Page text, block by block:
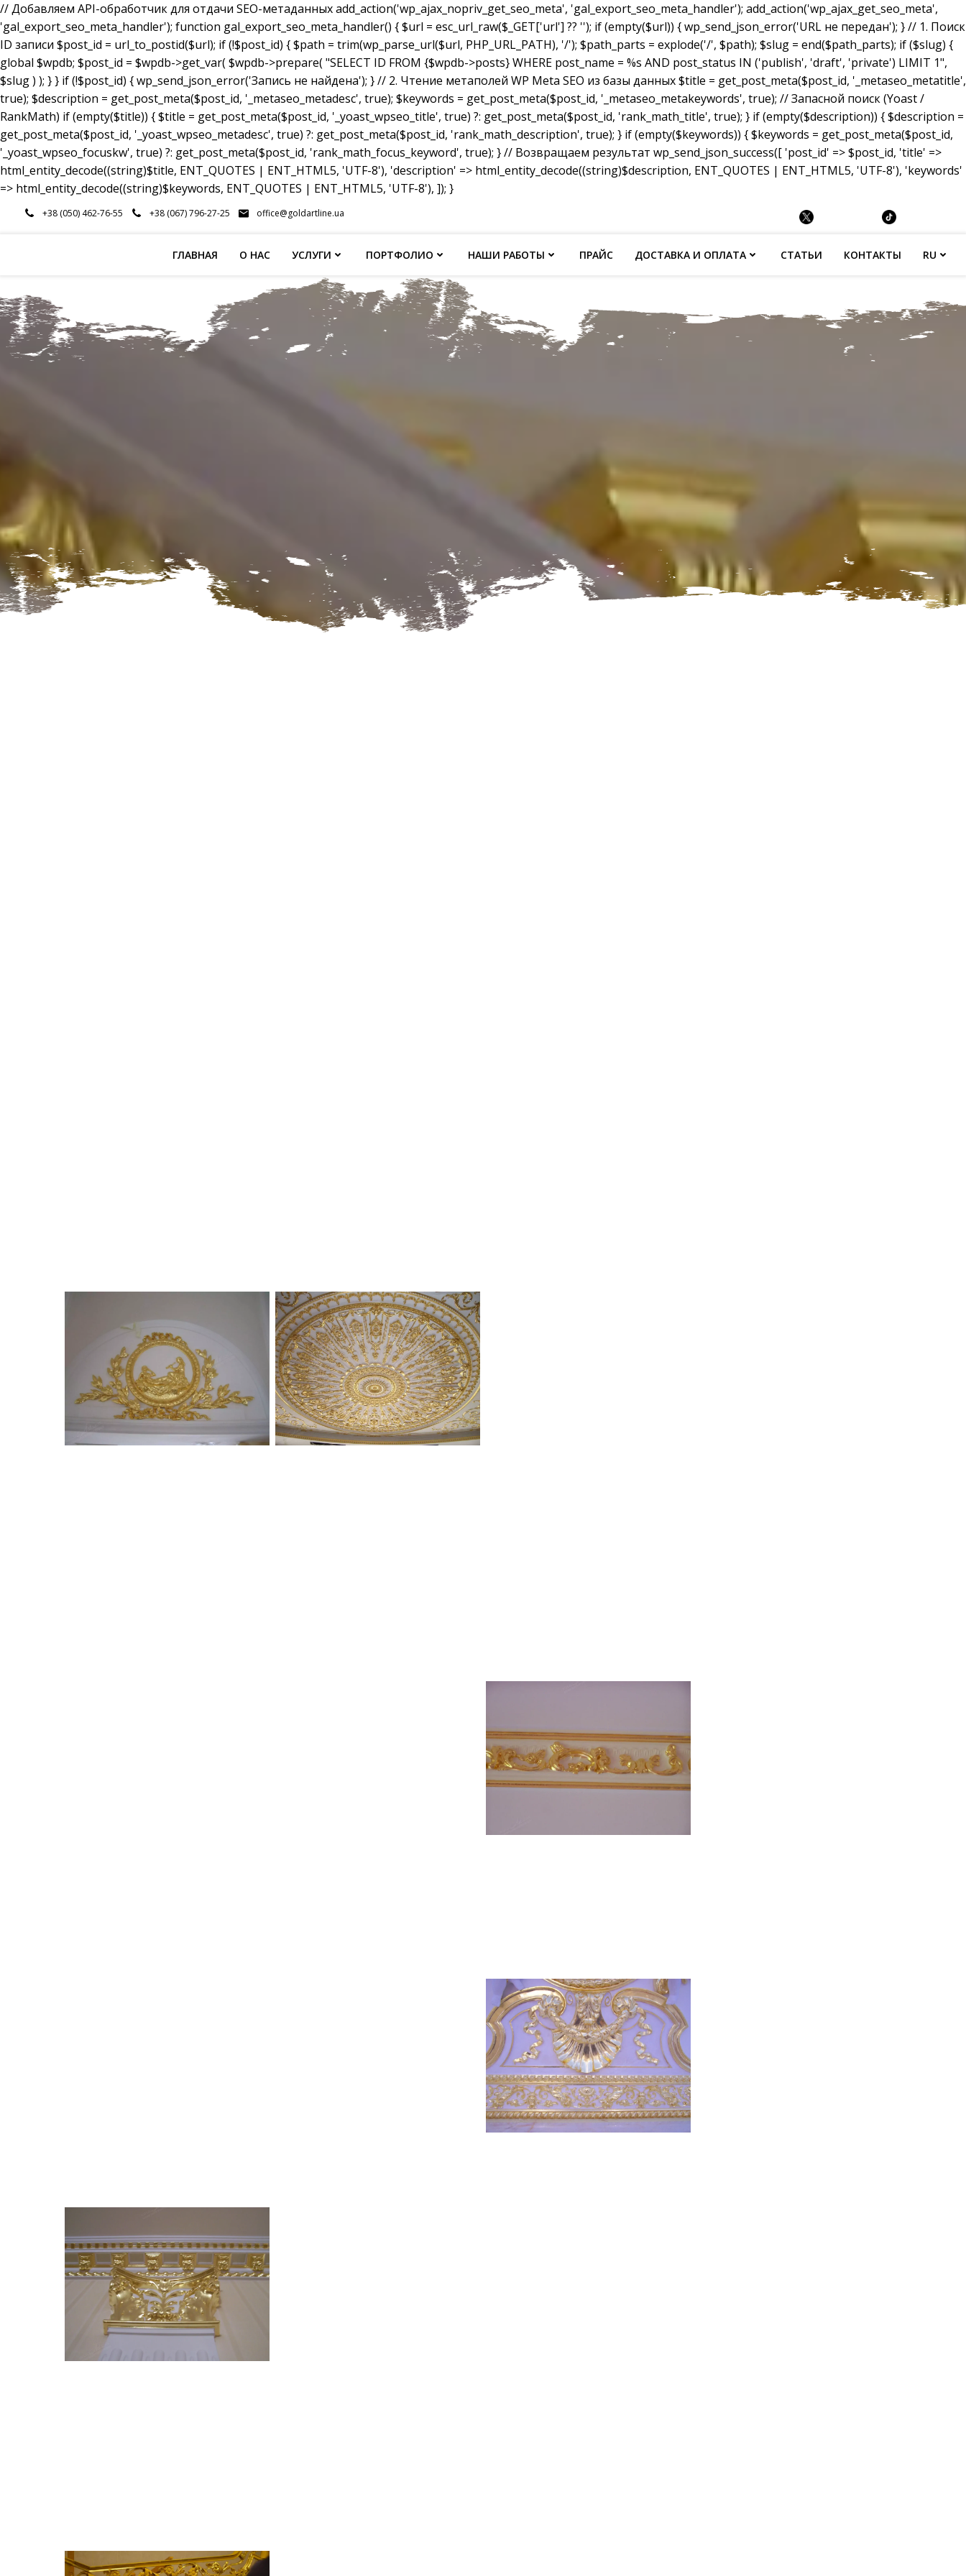
// Добавляем API-обработчик для отдачи SEO-метаданных add_action('wp_ajax_nopriv_get_seo_meta', 'gal_export_seo_meta_handler'); add_action('wp_ajax_get_seo_meta',
'gal_export_seo_meta_handler'); function gal_export_seo_meta_handler() { $url = esc_url_raw($_GET['url'] ?? ''); if (empty($url)) { wp_send_json_error('URL не передан'); } // 1. Поиск
ID записи $post_id = url_to_postid($url); if (!$post_id) { $path = trim(wp_parse_url($url, PHP_URL_PATH), '/'); $path_parts = explode('/', $path); $slug = end($path_parts); if ($slug) {
global $wpdb; $post_id = $wpdb->get_var( $wpdb->prepare( "SELECT ID FROM {$wpdb->posts} WHERE post_name = %s AND post_status IN ('publish', 'draft', 'private') LIMIT 1",
$slug ) ); } } if (!$post_id) { wp_send_json_error('Запись не найдена'); } // 2. Чтение метаполей WP Meta SEO из базы данных $title = get_post_meta($post_id, '_metaseo_metatitle',
true); $description = get_post_meta($post_id, '_metaseo_metadesc', true); $keywords = get_post_meta($post_id, '_metaseo_metakeywords', true); // Запасной поиск (Yoast /
RankMath) if (empty($title)) { $title = get_post_meta($post_id, '_yoast_wpseo_title', true) ?: get_post_meta($post_id, 'rank_math_title', true); } if (empty($description)) { $description =
get_post_meta($post_id, '_yoast_wpseo_metadesc', true) ?: get_post_meta($post_id, 'rank_math_description', true); } if (empty($keywords)) { $keywords = get_post_meta($post_id,
'_yoast_wpseo_focuskw', true) ?: get_post_meta($post_id, 'rank_math_focus_keyword', true); } // Возвращаем результат wp_send_json_success([ 'post_id' => $post_id, 'title' =>
html_entity_decode((string)$title, ENT_QUOTES | ENT_HTML5, 'UTF-8'), 'description' => html_entity_decode((string)$description, ENT_QUOTES | ENT_HTML5, 'UTF-8'), 'keywords'
=> html_entity_decode((string)$keywords, ENT_QUOTES | ENT_HTML5, 'UTF-8'), ]); }
Перейти+38 (050) 462-76-55 +38 (067) 796-27-25 office@goldartline.ua
ГЛАВНАЯ О НАС УСЛУГИ ПОРТФОЛИО НАШИ РАБОТЫ ПРАЙС ДОСТАВКА И ОПЛАТА СТАТЬИ КОНТАКТЫ RU